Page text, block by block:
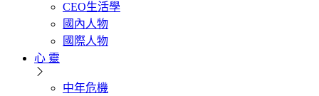
CEO生活學
國內人物
國際人物
心 靈
中年危機